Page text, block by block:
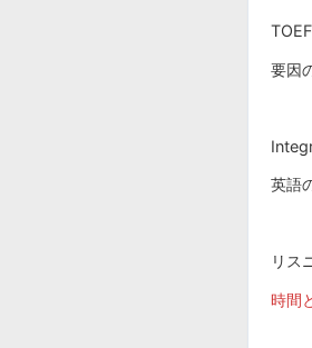
要因
英語
リス
時間